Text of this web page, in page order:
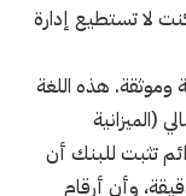
لا تستطيع إدارة
وموثقة. هذه اللغة
(الميزانية
تثبت للبنك أن
وأن أرقام